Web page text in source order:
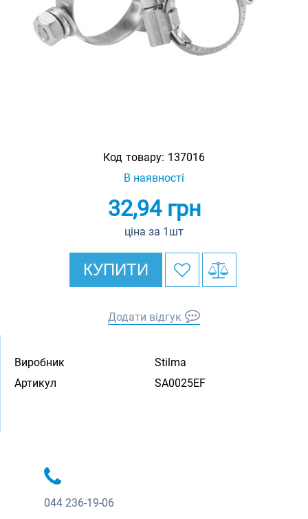
Код товару: 137016
В наявності
32,94грн
ціна за 1шт
КУПИТИ
Додати відгук
Виробник
Stilma
Артикул
SA0025EF
044 236-19-06